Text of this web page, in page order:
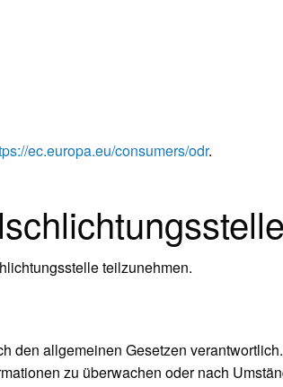
ec.europa.eu/consumers/odr.
teilzunehmen.
den allgemeinen Gesetzen
zu überwachen oder nach